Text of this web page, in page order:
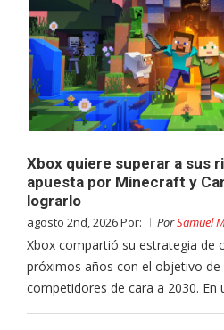
Xbox quiere superar a sus
apuesta por Minecraft y
lograrlo
agosto 2nd, 2026 Por: PorSamuel
Xbox compartió su estrategia de
próximos años con el objetivo de
competidores de cara a 2030. En